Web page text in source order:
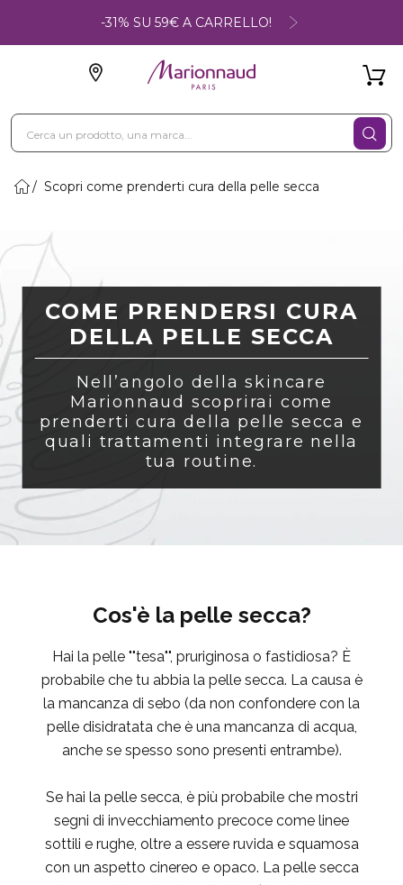
-31% SU 59€ A CARRELLO!
Scopri come prenderti cura della pelle secca
COME PRENDERSI CURA
DELLA PELLE SECCA
Nell’angolo della skincare
Marionnaud scoprirai come
prenderti cura della pelle secca e
quali trattamenti integrare nella
tua routine.
Cos'è la pelle secca?
Hai la pelle ""tesa"", pruriginosa o fastidiosa? È
probabile che tu abbia la pelle secca. La causa è
la mancanza di sebo (da non confondere con la
pelle disidratata che è una mancanza di acqua,
anche se spesso sono presenti entrambe).
Se hai la pelle secca, è più probabile che mostri
segni di invecchiamento precoce come linee
sottili e rughe, oltre a essere ruvida e squamosa
con un aspetto cinereo e opaco. La pelle secca